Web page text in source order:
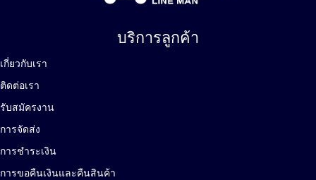
บริการลูกค้า
เกี่ยวกับเรา
ติดต่อเรา
รับสมัครงาน
การจัดส่ง
การชำระเงิน
การขอคืนเงินและคืนสินค้า